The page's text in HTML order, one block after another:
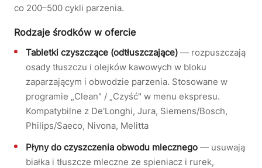
co 200–500 cykli parzenia.
Rodzaje środków w ofercie
Tabletki czyszczące (odtłuszczające) — rozpuszczają
osady tłuszczu i olejków kawowych w bloku
zaparzającym i obwodzie parzenia. Stosowane w
programie „Clean" / „Czyść" w menu ekspresu.
Kompatybilne z De'Longhi, Jura, Siemens/Bosch,
Philips/Saeco, Nivona, Melitta
Płyny do czyszczenia obwodu mlecznego — usuwają
białka i tłuszcze mleczne ze spieniacz i rurek,